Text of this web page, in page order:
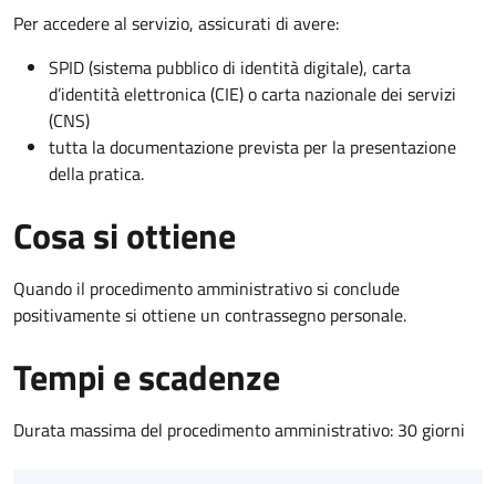
Per accedere al servizio, assicurati di avere:
SPID (sistema pubblico di identità digitale), carta
d’identità elettronica (CIE) o carta nazionale dei servizi
(CNS)
tutta la documentazione prevista per la presentazione
della pratica.
Cosa si ottiene
Quando il procedimento amministrativo si conclude
positivamente si ottiene un contrassegno personale.
Tempi e scadenze
Durata massima del procedimento amministrativo: 30 giorni